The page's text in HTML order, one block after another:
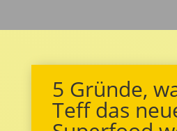
5 Gründe,
Teff das